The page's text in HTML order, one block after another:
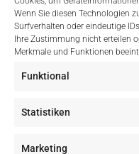
Wenn Sie diesen Technologien
Surfverhalten oder eindeutige
Ihre Zustimmung nicht erteilen
Merkmale und Funktionen
Funktional
Statistiken
Marketing
Einfach Online